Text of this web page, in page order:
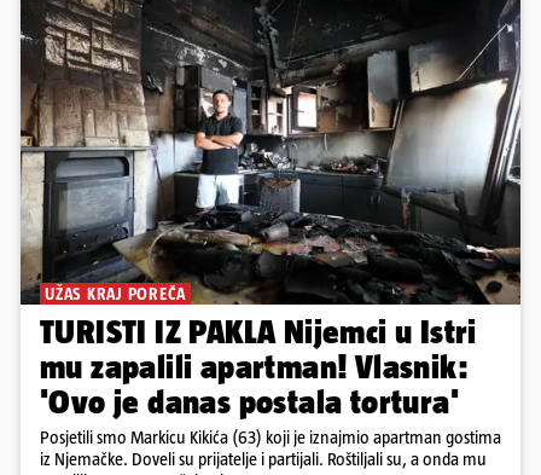
UŽAS KRAJ POREČA
TURISTI IZ PAKLA Nijemci u Istri
mu zapalili apartman! Vlasnik:
'Ovo je danas postala tortura'
Posjetili smo Markicu Kikića (63) koji je iznajmio apartman gostima
iz Njemačke. Doveli su prijatelje i partijali. Roštiljali su, a onda mu